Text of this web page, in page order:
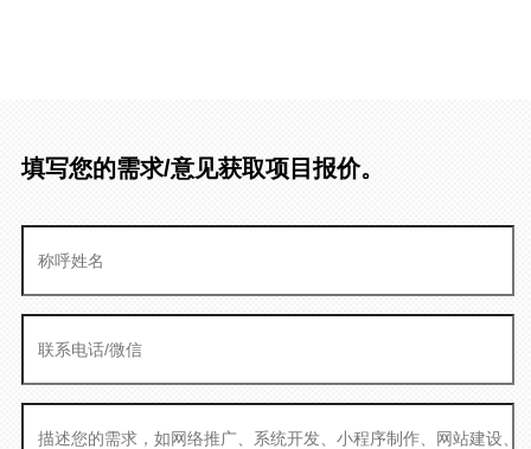
填写您的需求/意见获取项目报价。